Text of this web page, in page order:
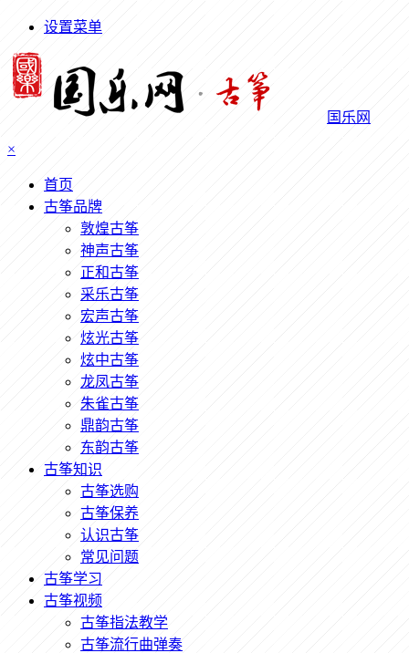
设置菜单
国乐网
×
首页
古筝品牌
敦煌古筝
神声古筝
正和古筝
采乐古筝
宏声古筝
炫光古筝
炫中古筝
龙凤古筝
朱雀古筝
鼎韵古筝
东韵古筝
古筝知识
古筝选购
古筝保养
认识古筝
常见问题
古筝学习
古筝视频
古筝指法教学
古筝流行曲弹奏